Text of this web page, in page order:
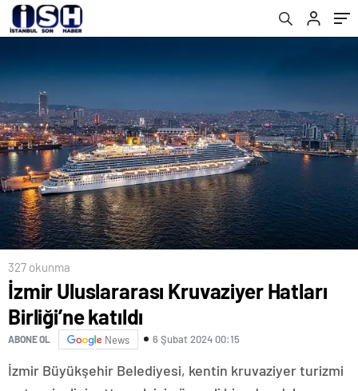
327 okunma
İzmir Uluslararası Kruvaziyer Hatları
Birliği’ne katıldı
ABONE OL News 6 Şubat 2024 00:15
İzmir Büyükşehir Belediyesi, kentin kruvaziyer turizmi